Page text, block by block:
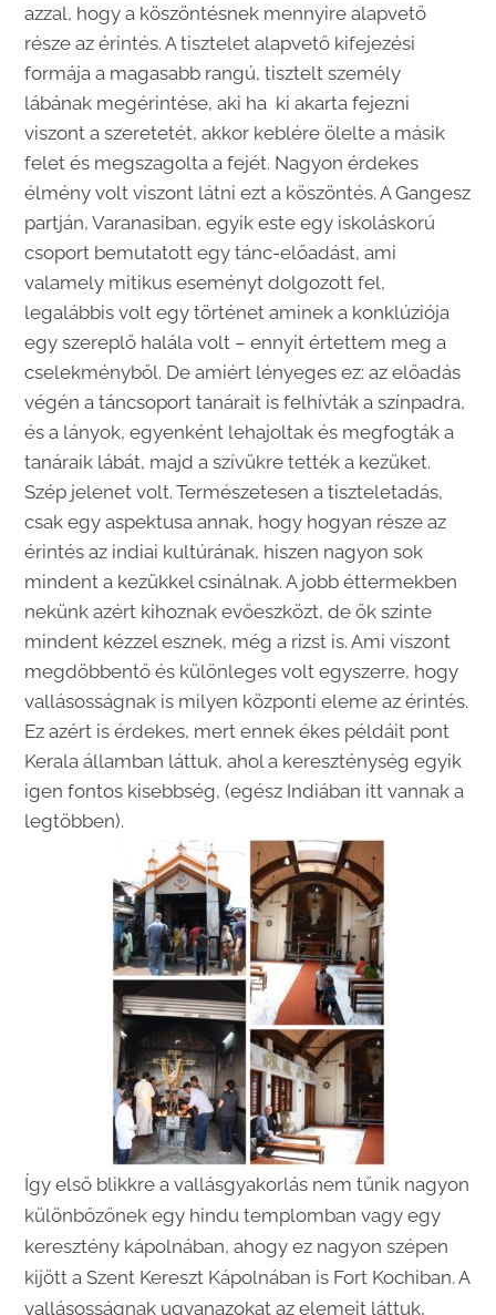
azzal, hogy a köszöntésnek mennyire alapvető
része az érintés. A tisztelet alapvető kifejezési
formája a magasabb rangú, tisztelt személy
lábának megérintése, aki ha ki akarta fejezni
viszont a szeretetét, akkor keblére ölelte a másik
felet és megszagolta a fejét. Nagyon érdekes
élmény volt viszont látni ezt a köszöntés. A Gangesz
partján, Varanasiban, egyik este egy iskoláskorú
csoport bemutatott egy tánc-előadást, ami
valamely mitikus eseményt dolgozott fel,
legalábbis volt egy történet aminek a konklúziója
egy szereplő halála volt – ennyit értettem meg a
cselekményből. De amiért lényeges ez: az előadás
végén a táncsoport tanárait is felhívták a színpadra,
és a lányok, egyenként lehajoltak és megfogták a
tanáraik lábát, majd a szívükre tették a kezüket.
Szép jelenet volt. Természetesen a tiszteletadás,
csak egy aspektusa annak, hogy hogyan része az
érintés az indiai kultúrának, hiszen nagyon sok
mindent a kezükkel csinálnak. A jobb éttermekben
nekünk azért kihoznak evőeszközt, de ők szinte
mindent kézzel esznek, még a rizst is. Ami viszont
megdöbbentő és különleges volt egyszerre, hogy
vallásosságnak is milyen központi eleme az érintés.
Ez azért is érdekes, mert ennek ékes példáit pont
Kerala államban láttuk, ahol a kereszténység egyik
igen fontos kisebbség, (egész Indiában itt vannak a
legtöbben).
Így első blikkre a vallásgyakorlás nem tűnik nagyon
különbőzőnek egy hindu templomban vagy egy
keresztény kápolnában, ahogy ez nagyon szépen
kijött a Szent Kereszt Kápolnában is Fort Kochiban. A
vallásosságnak ugyanazokat az elemeit láttuk,